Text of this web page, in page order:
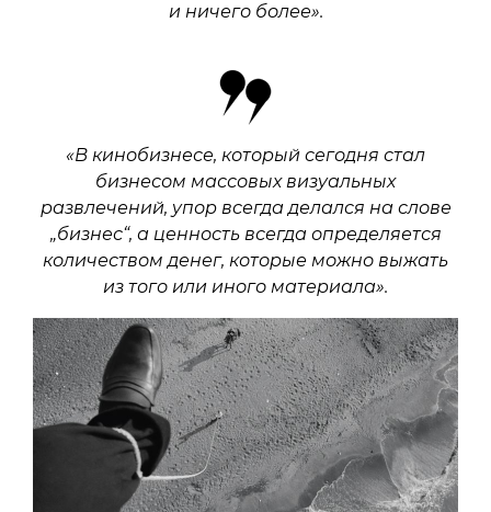
и ничего более».
«В кинобизнесе, который сегодня стал
бизнесом массовых визуальных
развлечений, упор всегда делался на слове
„бизнес“, а ценность всегда определяется
количеством денег, которые можно выжать
из того или иного материала».